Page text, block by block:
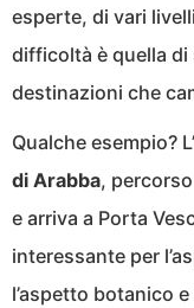
esperte, di vari
difficoltà è quella di
destinazioni che
Qualche esempio?
di Arabba,
e arriva a Porta
interessante per
l’aspetto botanico